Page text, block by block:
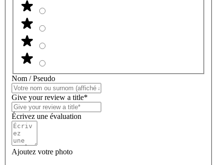
Nom / Pseudo
Give your review a title*
Écrivez une évaluation
Ajoutez votre photo